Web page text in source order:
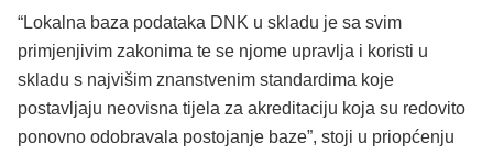
“Lokalna baza podataka DNK u skladu je sa svim
primjenjivim zakonima te se njome upravlja i koristi u
skladu s najvišim znanstvenim standardima koje
postavljaju neovisna tijela za akreditaciju koja su redovito
ponovno odobravala postojanje baze”, stoji u priopćenju